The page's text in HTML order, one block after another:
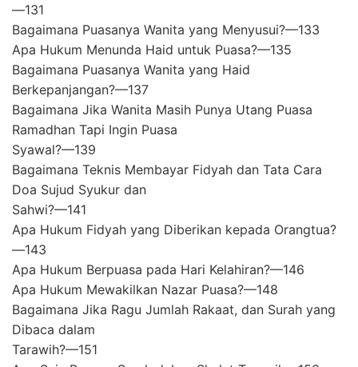
—131
Bagaimana Puasanya Wanita yang Menyusui?—133
Apa Hukum Menunda Haid untuk Puasa?—135
Bagaimana Puasanya Wanita yang Haid
Berkepanjangan?—137
Bagaimana Jika Wanita Masih Punya Utang Puasa
Ramadhan Tapi Ingin Puasa
Syawal?—139
Bagaimana Teknis Membayar Fidyah dan Tata Cara
Doa Sujud Syukur dan
Sahwi?—141
Apa Hukum Fidyah yang Diberikan kepada Orangtua?
—143
Apa Hukum Berpuasa pada Hari Kelahiran?—146
Apa Hukum Mewakilkan Nazar Puasa?—148
Bagaimana Jika Ragu Jumlah Rakaat, dan Surah yang
Dibaca dalam
Tarawih?—151